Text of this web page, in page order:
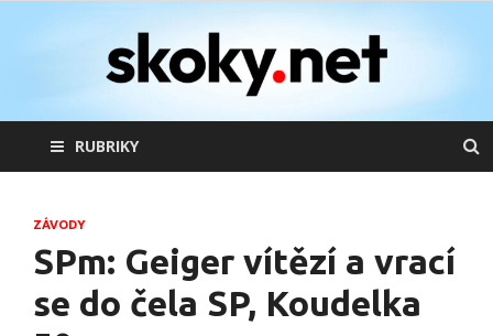
skoky.net
skoky na lyžích
RUBRIKY
ZÁVODY
SPm: Geiger vítězí a vrací
se do čela SP, Koudelka